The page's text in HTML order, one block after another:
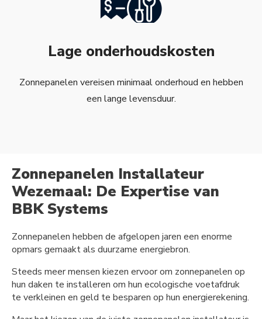
Lage onderhoudskosten
Zonnepanelen vereisen minimaal onderhoud en hebben
een lange levensduur.
Zonnepanelen Installateur
Wezemaal: De Expertise van
BBK Systems
Zonnepanelen hebben de afgelopen jaren een enorme
opmars gemaakt als duurzame energiebron.
Steeds meer mensen kiezen ervoor om zonnepanelen op
hun daken te installeren om hun ecologische voetafdruk
te verkleinen en geld te besparen op hun energierekening.